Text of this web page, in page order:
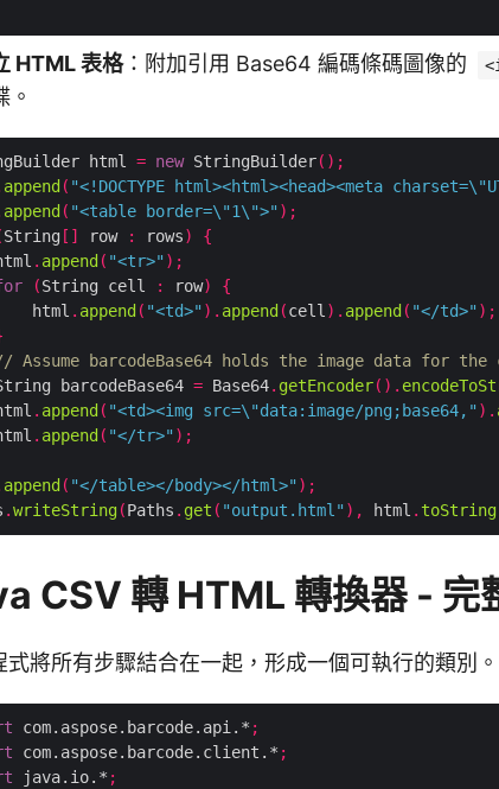
HTML 表格：附加引用 Base64 編碼條碼圖像的
。
html = new StringBuilder();
append ( "<!DOCTYPE html><html><head><meta
append ( "<table border=\"1\">" );
String [] row : rows)
{
. append ( "<tr>" );
(String cell : row)
{
html
. append ( "<td>" ). append (cell). append ( "</td>" );
Assume barcodeBase64 holds the image data for the
barcodeBase64
= Base64. getEncoder().
. append ( "<td><img src=\"data:image/png;base64," ).
. append ( "</tr>" );
append ( "</table></body></html>" );
.writeString(Paths . get ( "output.html" ), html . toString
CSV 轉 HTML 轉換器 - 完
式將所有步驟結合在一起，形成一個可執行的類別。
com.aspose.barcode.api.* ;
com.aspose.barcode.client.* ;
java.io.* ;